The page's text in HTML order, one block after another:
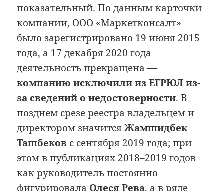
показательный. По данным карточки
компании, ООО «Маркетконсалт»
было зарегистрировано 19 июня 2015
года, а 17 декабря 2020 года
деятельность прекращена —
компанию исключили из ЕГРЮЛ из-
за сведений о недостоверности. В
позднем срезе реестра владельцем и
директором значитсяЖамшидбек
Ташбеков с сентября 2019 года; при
этом в публикациях 2018–2019 годов
как руководитель постоянно
фигурировала Олеся Рева, а в ряде